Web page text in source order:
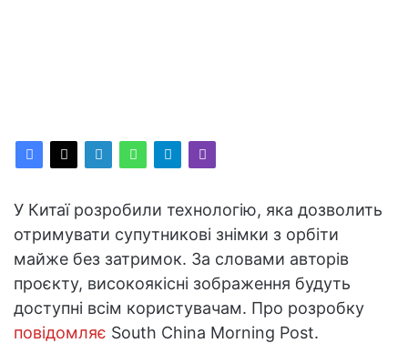
У Китаї розробили технологію, яка дозволить
отримувати супутникові знімки з орбіти
майже без затримок. За словами авторів
проєкту, високоякісні зображення будуть
доступні всім користувачам. Про розробку
повідомляє South China Morning Post.